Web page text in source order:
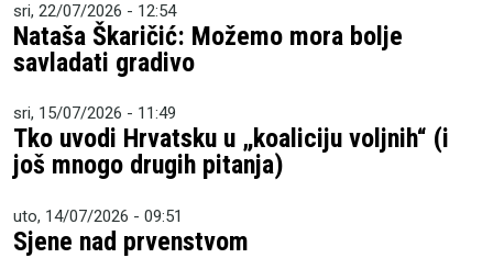
sri, 22/07/2026 - 12:54
Nataša Škaričić: Možemo mora bolje
savladati gradivo
sri, 15/07/2026 - 11:49
Tko uvodi Hrvatsku u „koaliciju voljnih“ (i
još mnogo drugih pitanja)
uto, 14/07/2026 - 09:51
Sjene nad prvenstvom